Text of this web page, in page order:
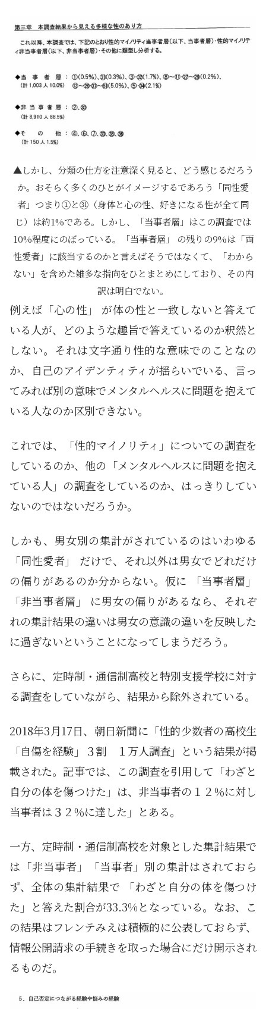
しかし、分類の仕方を注意深く見ると、どう感じるだろう
か。おそらく多くのひとがイメージするであろう「同性愛
者」つまり①と㉛（身体と心の性、好きになる性が全て同
じ）は約1%である。しかし、「当事者層」はこの調査では
10%程度にのぼっている。「当事者層」 の残りの9%は「両
性愛者」に該当するのかと言えばそうではなくて、「わから
ない」を含めた雑多な指向をひとまとめにしており、その内
訳は明白でない。
例えば「心の性」 が体の性と一致しないと答えて
いる人が、どのような趣旨で答えているのか釈然と
しない。それは文字通り性的な意味でのことなの
か、自己のアイデンティティが揺らいでいる、言っ
てみれば別の意味でメンタルヘルスに問題を抱えて
いる人なのか区別できない。
これでは、「性的マイノリティ」についての調査を
しているのか、他の「メンタルヘルスに問題を抱え
ている人」の調査をしているのか、はっきりしてい
ないのではないだろうか。
しかも、男女別の集計がされているのはいわゆる
「同性愛者」 だけで、それ以外は男女でどれだけ
の偏りがあるのか分からない。仮に 「当事者層」
「非当事者層」 に男女の偏りがあるなら、それぞ
れの集計結果の違いは男女の意識の違いを反映した
に過ぎないということになってしまうだろう。
さらに、定時制・通信制高校と特別支援学校に対す
る調査をしていながら、結果から除外されている。
2018年3月17日、朝日新聞に「性的少数者の高校生
「自傷を経験」３割 １万人調査」という結果が掲
載された。記事では、この調査を引用して「わざと
自分の体を傷つけた」は、非当事者の１２％に対し
当事者は３２％に達した」とある。
一方、定時制・通信制高校を対象とした集計結果で
は「非当事者」「当事者」別の集計はされておら
ず、全体の集計結果で 「わざと自分の体を傷つけ
た」と答えた割合が33.3%となっている。なお、こ
の結果はフレンテみえは積極的に公表しておらず、
情報公開請求の手続きを取った場合にだけ開示され
るものだ。